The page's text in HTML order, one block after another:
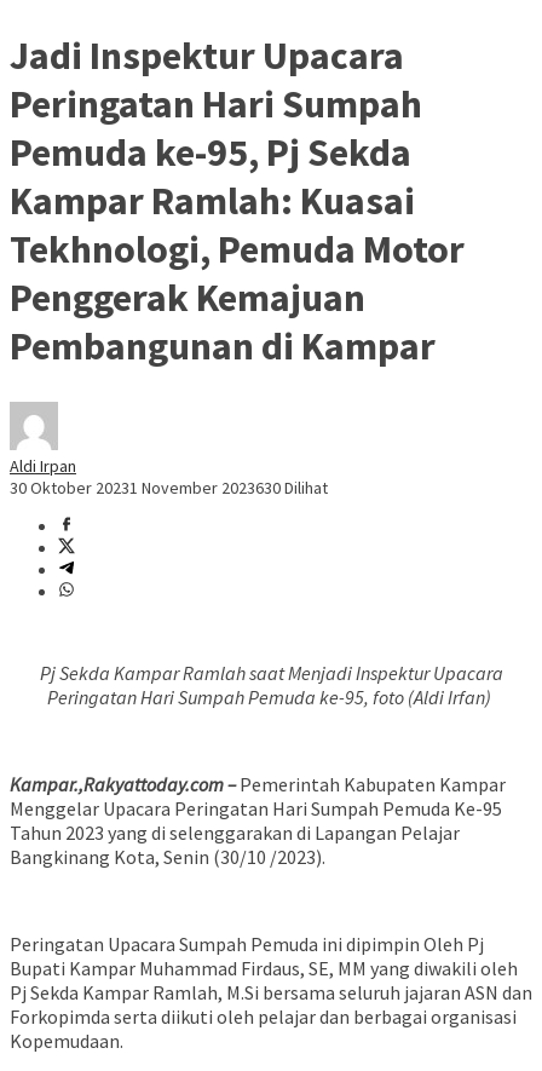
Jadi Inspektur Upacara
Peringatan Hari Sumpah
Pemuda ke-95, Pj Sekda
Kampar Ramlah: Kuasai
Tekhnologi, Pemuda Motor
Penggerak Kemajuan
Pembangunan di Kampar
Aldi Irpan
30 Oktober 20231 November 2023630 Dilihat
Pj Sekda Kampar Ramlah saat Menjadi Inspektur Upacara
Peringatan Hari Sumpah Pemuda ke-95, foto (Aldi Irfan)
Kampar.,Rakyattoday.com – Pemerintah Kabupaten Kampar
Menggelar Upacara Peringatan Hari Sumpah Pemuda Ke-95
Tahun 2023 yang di selenggarakan di Lapangan Pelajar
Bangkinang Kota, Senin (30/10 /2023).
Peringatan Upacara Sumpah Pemuda ini dipimpin Oleh Pj
Bupati Kampar Muhammad Firdaus, SE, MM yang diwakili oleh
Pj Sekda Kampar Ramlah, M.Si bersama seluruh jajaran ASN dan
Forkopimda serta diikuti oleh pelajar dan berbagai organisasi
Kopemudaan.